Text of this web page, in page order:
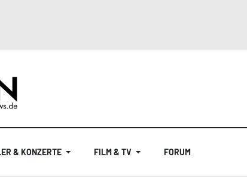
& KONZERTE FILM & TV FORUM